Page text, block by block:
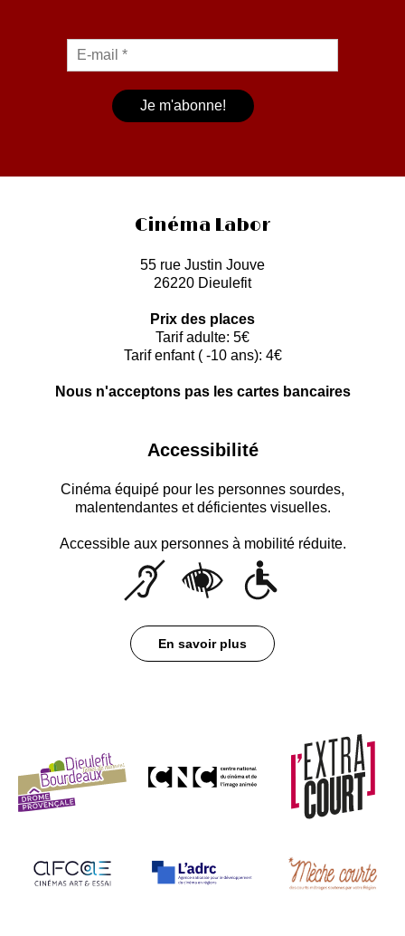
Cinéma Labor
55 rue Justin Jouve
26220 Dieulefit
Prix des places
Tarif adulte: 5€
Tarif enfant ( -10 ans): 4€
Nous n'acceptons pas les cartes bancaires
Accessibilité
Cinéma équipé pour les personnes sourdes,
malentendantes et déficientes visuelles.
Accessible aux personnes à mobilité réduite.
En savoir plus